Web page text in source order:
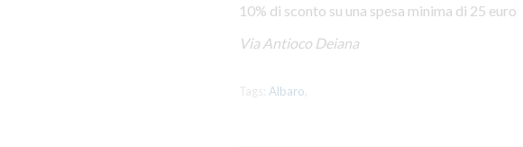
10% di sconto su una spesa minima di 25 euro
Via Antioco Deiana
Albaro